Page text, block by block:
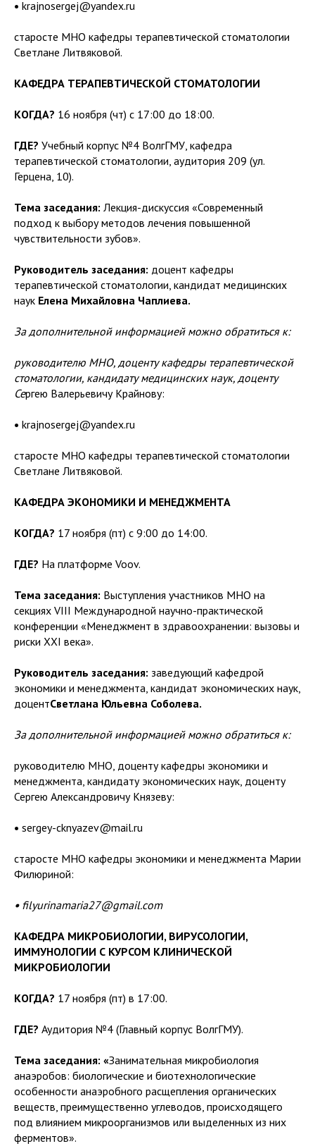
• krajnosergej@yandex.ru
старосте МНО кафедры терапевтической стоматологии
Светлане Литвяковой.
КАФЕДРА ТЕРАПЕВТИЧЕСКОЙ СТОМАТОЛОГИИ
КОГДА? 16 ноября (чт) с 17:00 до 18:00.
ГДЕ? Учебный корпус №4 ВолгГМУ, кафедра
терапевтической стоматологии, аудитория 209 (ул.
Герцена, 10).
Тема заседания: Лекция-дискуссия «Современный
подход к выбору методов лечения повышенной
чувствительности зубов».
Руководитель заседания: доцент кафедры
терапевтической стоматологии, кандидат медицинских
наук Елена Михайловна Чаплиева.
За дополнительной информацией можно обратиться к:
руководителю МНО, доценту кафедры терапевтической
стоматологии, кандидату медицинских наук, доценту
Сергею Валерьевичу Крайнову:
• krajnosergej@yandex.ru
старосте МНО кафедры терапевтической стоматологии
Светлане Литвяковой.
КАФЕДРА ЭКОНОМИКИ И МЕНЕДЖМЕНТА
КОГДА? 17 ноября (пт) с 9:00 до 14:00.
ГДЕ? На платформе Voov.
Тема заседания: Выступления участников МНО на
секциях VIII Международной научно-практической
конференции «Менеджмент в здравоохранении: вызовы и
риски XXI века».
Руководитель заседания: заведующий кафедрой
экономики и менеджмента, кандидат экономических наук,
доцентСветлана Юльевна Соболева.
За дополнительной информацией можно обратиться к:
руководителю МНО, доценту кафедры экономики и
менеджмента, кандидату экономических наук, доценту
Сергею Александровичу Князеву:
• sergey-cknyazev@mail.ru
старосте МНО кафедры экономики и менеджмента Марии
Филюриной:
• filyurinamaria27@gmail.com
КАФЕДРА МИКРОБИОЛОГИИ, ВИРУСОЛОГИИ,
ИММУНОЛОГИИ С КУРСОМ КЛИНИЧЕСКОЙ
МИКРОБИОЛОГИИ
КОГДА? 17 ноября (пт) в 17:00.
ГДЕ? Аудитория №4 (Главный корпус ВолгГМУ).
Тема заседания: «Занимательная микробиология
анаэробов: биологические и биотехнологические
особенности анаэробного расщепления органических
веществ, преимущественно углеводов, происходящего
под влиянием микроорганизмов или выделенных из них
ферментов».